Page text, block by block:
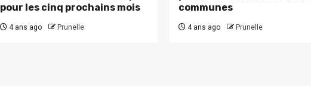
pour les cinq prochains mois
4 ans ago Prunelle
communes
4 ans ago Prunelle